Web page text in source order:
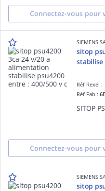
Connectez-vous pour
SIEMENS
sitop
stabilise
Réf Rexel
Réf Fab :
Connectez-vous pour
SIEMENS
sitop